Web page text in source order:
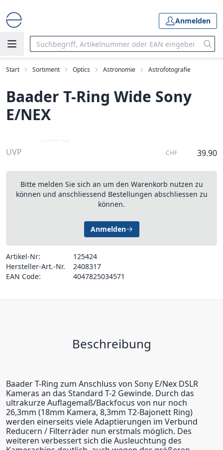
Anmelden
Start Sortiment Optics Astronomie Astrofotografie
Baader T-Ring Wide Sony
E/NEX
UVP CHF 39.90
Bitte melden Sie sich an um den Warenkorb nutzen zu
können und anschliessend Bestellungen abschliessen zu
können.
Anmelden
Artikel-Nr:
125424
Hersteller-Art.-Nr.
2408317
EAN Code:
4047825034571
Beschreibung
Baader T-Ring zum Anschluss von Sony E/Nex DSLR
Kameras an das Standard T-2 Gewinde. Durch das
ultrakurze Auflagemaß/Backfocus von nur noch
26,3mm (18mm Kamera, 8,3mm T2-Bajonett Ring)
werden einerseits viele Adaptierungen im Verbund
Reducern / Filterräder nun erstmals möglich. Des
weiteren verbessert sich die Ausleuchtung des